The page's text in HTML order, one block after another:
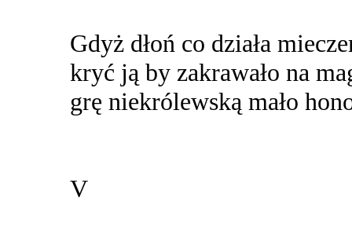
Gdyż dłoń co działa
kryć ją by zakrawało na
grę niekrólewską mało
V